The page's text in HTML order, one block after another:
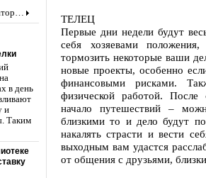
в день
и
Таким
ТЕЛЕЦ
Первые дни недели будут
себя хозяевами
тормозить некоторые ваши
новые проекты, особенно
финансовыми рисками.
физической работой.
начало путешествий –
близкими то и дело будут
накалять страсти и вести
выходным вам удастся
от общения с друзьями,